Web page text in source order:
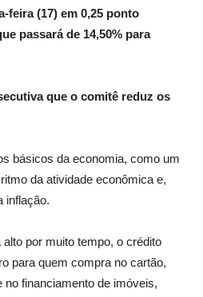
feira (17) em 0,25 ponto
passará de 14,50% para
que o comitê reduz os
básicos da economia, como um
da atividade econômica e,
inflação.
por muito tempo, o crédito
para quem compra no cartão,
no financiamento de imóveis,